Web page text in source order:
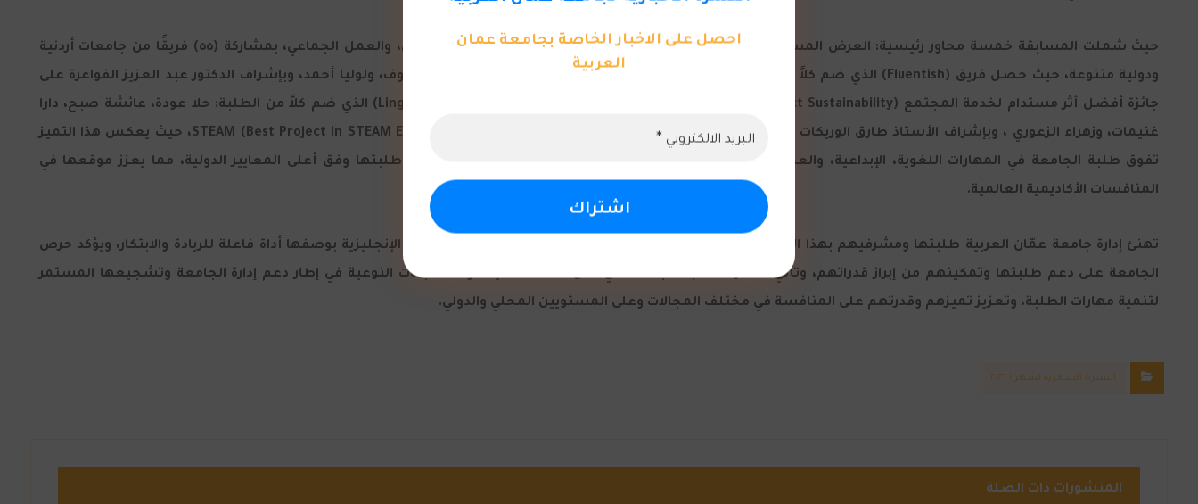
حيث شملت المسابقة خمسة محاور رئيسية: العرض المسرحي، المشروع، اختبار اللغة الإنجليزية، خدمة المجتمع المحلي، والعمل الجماعي، بمشاركة (٥٥) فريقًا من جامعات أردنية
ودولية متنوعة، حيث حصل فريق (Fluentish) الذي ضم كلاً من الطلبة: محمد بدوي، زمزم عبدربه، نور أبو الفيلات، ليان معروف، ولوليا أحمد، وبإشراف الدكتور عبد العزيز الفواعرة على
جائزة أفضل أثر مستدام لخدمة المجتمع (Best Community Service Impact Sustainability)، كما حصد فريق (Lingua Champs) الذي ضم كلاً من الطلبة: حلا عودة، عائشة صبح، دارا
غنيمات، وزهراء الزعوري ، وبإشراف الأستاذ طارق الوريكات على جائزة أفضل مشروع تعليمي قائم على منهجية STEAM (Best Project in STEAM Education)، حيث يعكس هذا التميز
تفوق طلبة الجامعة في المهارات اللغوية، الإبداعية، والعمل الجماعي، ويبرز التزام جامعة عمان العربية بتطوير كفاءات طلبتها وفق أعلى المعايير الدولية، مما يعزز موقعها في
المنافسات الأكاديمية العالمية.
تهنئ إدارة جامعة عمّان العربية طلبتها ومشرفيهم بهذا الإنجاز المتميز، الذي يجسّد ثمرة جهود مشتركة في تعزيز اللغة الإنجليزية بوصفها أداة فاعلة للريادة والابتكار، ويؤكد حرص
الجامعة على دعم طلبتها وتمكينهم من إبراز قدراتهم، وتأتي مشاركة طلبة الجامعة في مثل هذه الفعاليات والمسابقات النوعية في إطار دعم إدارة الجامعة وتشجيعها المستمر
لتنمية مهارات الطلبة، وتعزيز تميزهم وقدرتهم على المنافسة في مختلف المجالات وعلى المستويين المحلي والدولي.
احصل على الاخبار الخاصة بجامعة عمان
العربية
النشرة الشهرية لشهر ١ ٢٠٢٦
المنشورات ذات الصلة